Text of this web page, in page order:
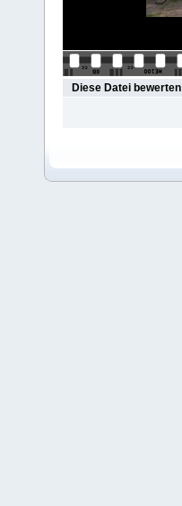
Diese Datei bewerten